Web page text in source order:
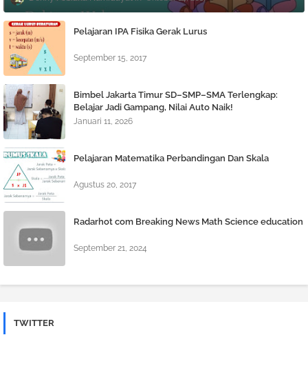
Pelajaran IPA Fisika Gerak Lurus
September 15, 2017
Bimbel Jakarta Timur SD–SMP–SMA Terlengkap:
Belajar Jadi Gampang, Nilai Auto Naik!
Januari 11, 2026
Pelajaran Matematika Perbandingan Dan Skala
Agustus 20, 2017
Radarhot com Breaking News Math Science education
September 21, 2024
TWITTER